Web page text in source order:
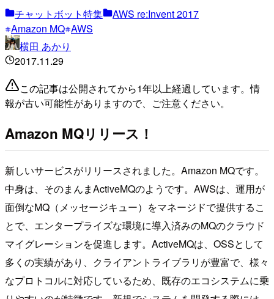
チャットボット特集
AWS re:Invent 2017
Amazon MQ AWS
横田 あかり
2017.11.29
この記事は公開されてから1年以上経過しています。情
報が古い可能性がありますので、ご注意ください。
Amazon MQリリース！
新しいサービスがリリースされました。Amazon MQです。
中身は、そのまんまActiveMQのようです。AWSは、運用が
面倒なMQ（メッセージキュー）をマネージドで提供するこ
とで、エンタープライズな環境に導入済みのMQのクラウド
マイグレーションを促進します。ActiveMQは、OSSとして
多くの実績があり、クライアントライブラリが豊富で、様々
なプロトコルに対応しているため、既存のエコシステムに乗